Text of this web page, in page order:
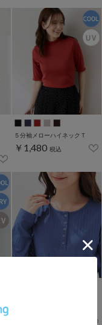
５分袖メローハイネックＴ
￥1,480 税込